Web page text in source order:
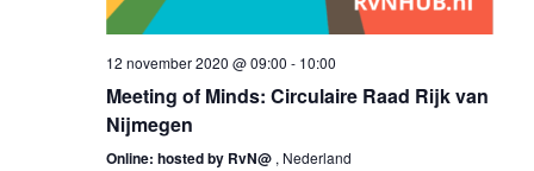
12 november 2020 @ 09:00 - 10:00
Meeting of Minds: Circulaire Raad Rijk van
Nijmegen
Online: hosted by RvN@ , Nederland